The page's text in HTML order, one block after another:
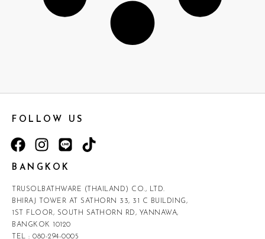
FOLLOW US
BANGKOK
TRUSOLBATHWARE (THAILAND) CO., LTD.
BHIRAJ TOWER AT SATHORN 33, 31 C BUILDING,
1ST FLOOR, SOUTH SATHORN RD, YANNAWA,
BANGKOK 10120
TEL : 080-294-0005